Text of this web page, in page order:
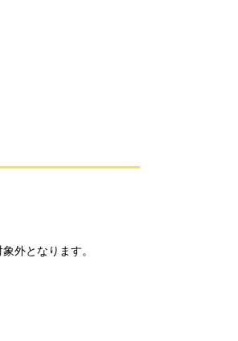
外となります。